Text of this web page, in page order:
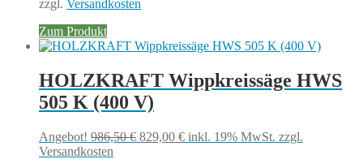
zzgl. Versandkosten
Zum Produkt
HOLZKRAFT Wippkreissäge HWS
505 K (400 V)
Angebot! 986,50€ Ursprünglicher
829,00 €Aktueller
inkl. 19% MwSt. zzgl.
Versandkosten